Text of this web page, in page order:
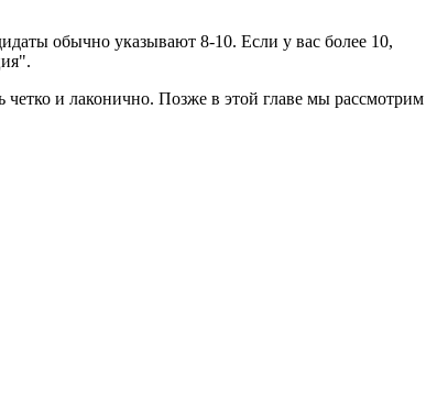
обычно указывают 8-10. Если у вас более 10,
и лаконично. Позже в этой главе мы рассмотрим